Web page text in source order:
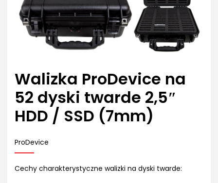
Walizka ProDevice na
52 dyski twarde 2,5″
HDD / SSD (7mm)
ProDevice
Cechy charakterystyczne walizki na dyski twarde: